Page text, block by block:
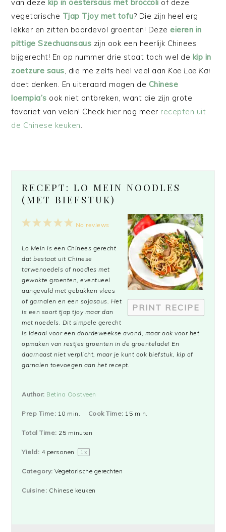
van deze kip in oestersaus met broccoli of deze
vegetarische Tjap Tjoy met tofu? Die zijn heel erg
lekker en zitten boordevol groenten! Dezeeieren in
pittige Szechuansaus zijn ook een heerlijk Chinees
bijgerecht! En op nummer drie staat toch wel de kip in
zoetzure saus, die me zelfs heel veel aan Koe Loe Kai
doet denken. En uiteraard mogen de Chinese
loempia’s ook niet ontbreken, want die zijn grote
favoriet van velen! Check hier nog meer recepten uit
de Chinese keuken.
RECEPT: LO MEIN NOODLES
(MET BIEFSTUK)
PRINT RECIPE
5
4
3
2
1
No reviews
Lo Mein is een Chinees gerecht
dat bestaat uit Chinese
tarwenoedels of noodles met
gewokte groenten, eventueel
aangevuld met gebakken vlees
of garnalen en een sojasaus. Het
is een soort tjap tjoy maar dan
met noedels. Dit simpele gerecht
is ideaal voor een doordeweekse avond, maar ook voor het
opmaken van restjes groenten in de groentelade! En
daarnaast niet verplicht, maar je kunt ook biefstuk, kip of
garnalen toevoegen aan het recept.
Author: Betina Oostveen
Prep Time: 10 min. Cook Time: 15 min.
Total Time: 25 minuten
Yield: 4personen 1x
Category: Vegetarische gerechten
Cuisine: Chinese keuken